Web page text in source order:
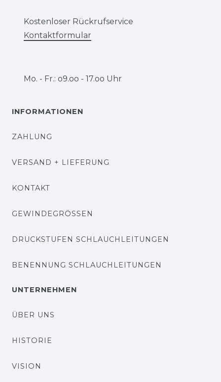
Kostenloser Rückrufservice
Kontaktformular
Mo. - Fr.: o9.oo - 17.oo Uhr
INFORMATIONEN
ZAHLUNG
VERSAND + LIEFERUNG
KONTAKT
GEWINDEGRÖSSEN
DRUCKSTUFEN SCHLAUCHLEITUNGEN
BENENNUNG SCHLAUCHLEITUNGEN
UNTERNEHMEN
ÜBER UNS
HISTORIE
VISION